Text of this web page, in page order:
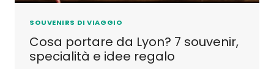
SOUVENIRS DI VIAGGIO
Cosa portare da Lyon? 7 souvenir,
specialità e idee regalo